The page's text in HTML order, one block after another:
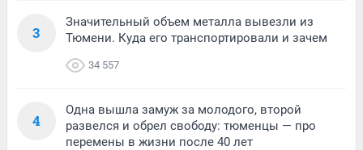
3
Значительный объем металла вывезли из
Тюмени. Куда его транспортировали и зачем
34 557
4
Одна вышла замуж за молодого, второй
развелся и обрел свободу: тюменцы — про
перемены в жизни после 40 лет